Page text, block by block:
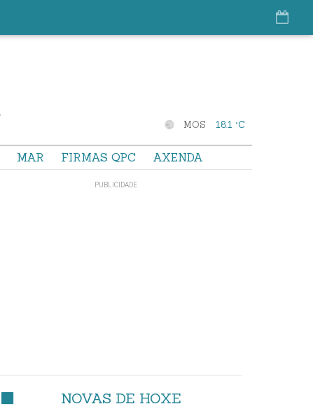
MOS 18.1 °C
MAR FIRMAS QPC AXENDA
NOVAS DE HOXE